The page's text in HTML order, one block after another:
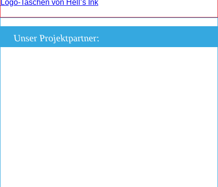
Logo-Taschen von Hell’s Ink
Unser Projektpartner: